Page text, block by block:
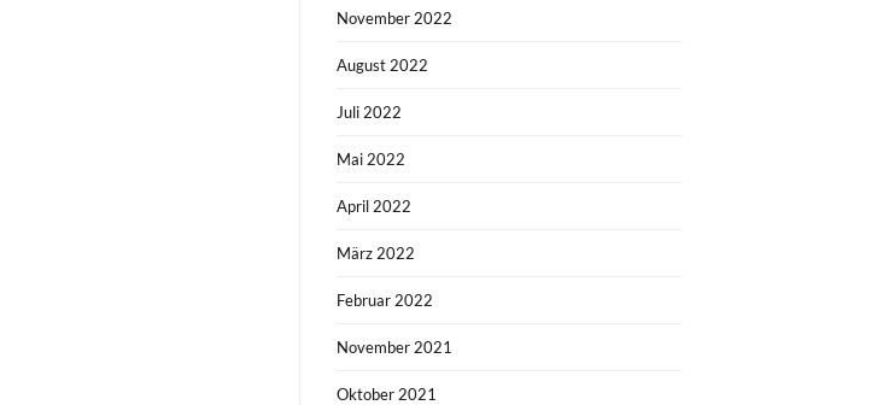
November 2022
August 2022
Juli 2022
Mai 2022
April 2022
März 2022
Februar 2022
November 2021
Oktober 2021